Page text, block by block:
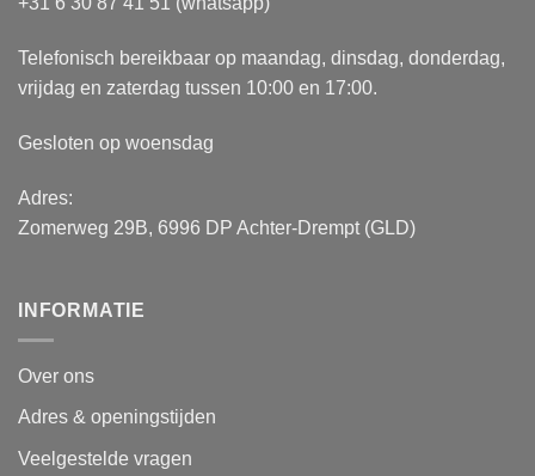
Telefonisch bereikbaar op maandag, dinsdag, donderdag,
vrijdag en zaterdag tussen 10:00 en 17:00.
Gesloten op woensdag
Adres:
Zomerweg 29B, 6996 DP Achter-Drempt (GLD)
INFORMATIE
Over ons
Adres & openingstijden
Veelgestelde vragen